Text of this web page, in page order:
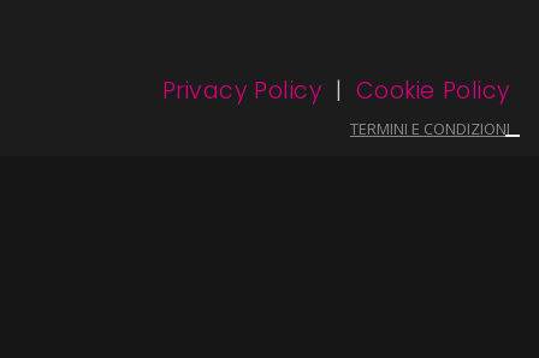
Privacy Policy | Cookie Policy
TERMINI E CONDIZIONI